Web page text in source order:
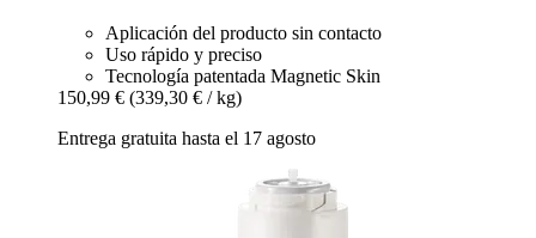
Aplicación del producto sin contacto
Uso rápido y preciso
Tecnología patentada Magnetic Skin
150,99 € (339,30 € / kg)
Entrega gratuita hasta el 17 agosto